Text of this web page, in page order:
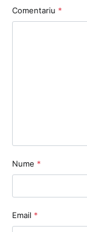
Comentariu *
Nume *
Email *